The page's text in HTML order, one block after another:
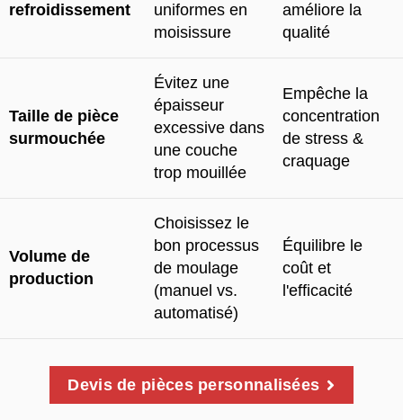
refroidissement
uniformes en
moisissure
améliore la
qualité
Taille de pièce
surmouchée
Évitez une
épaisseur
excessive dans
une couche
trop mouillée
Empêche la
concentration
de stress &
craquage
Volume de
production
Choisissez le
bon processus
de moulage
(manuel vs.
automatisé)
Équilibre le
coût et
l'efficacité
Devis de pièces personnalisées